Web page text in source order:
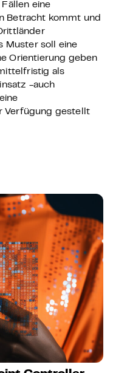
eine
Betracht kommt und
Muster soll eine
Orientierung geben
als
-auch
Verfügung gestellt